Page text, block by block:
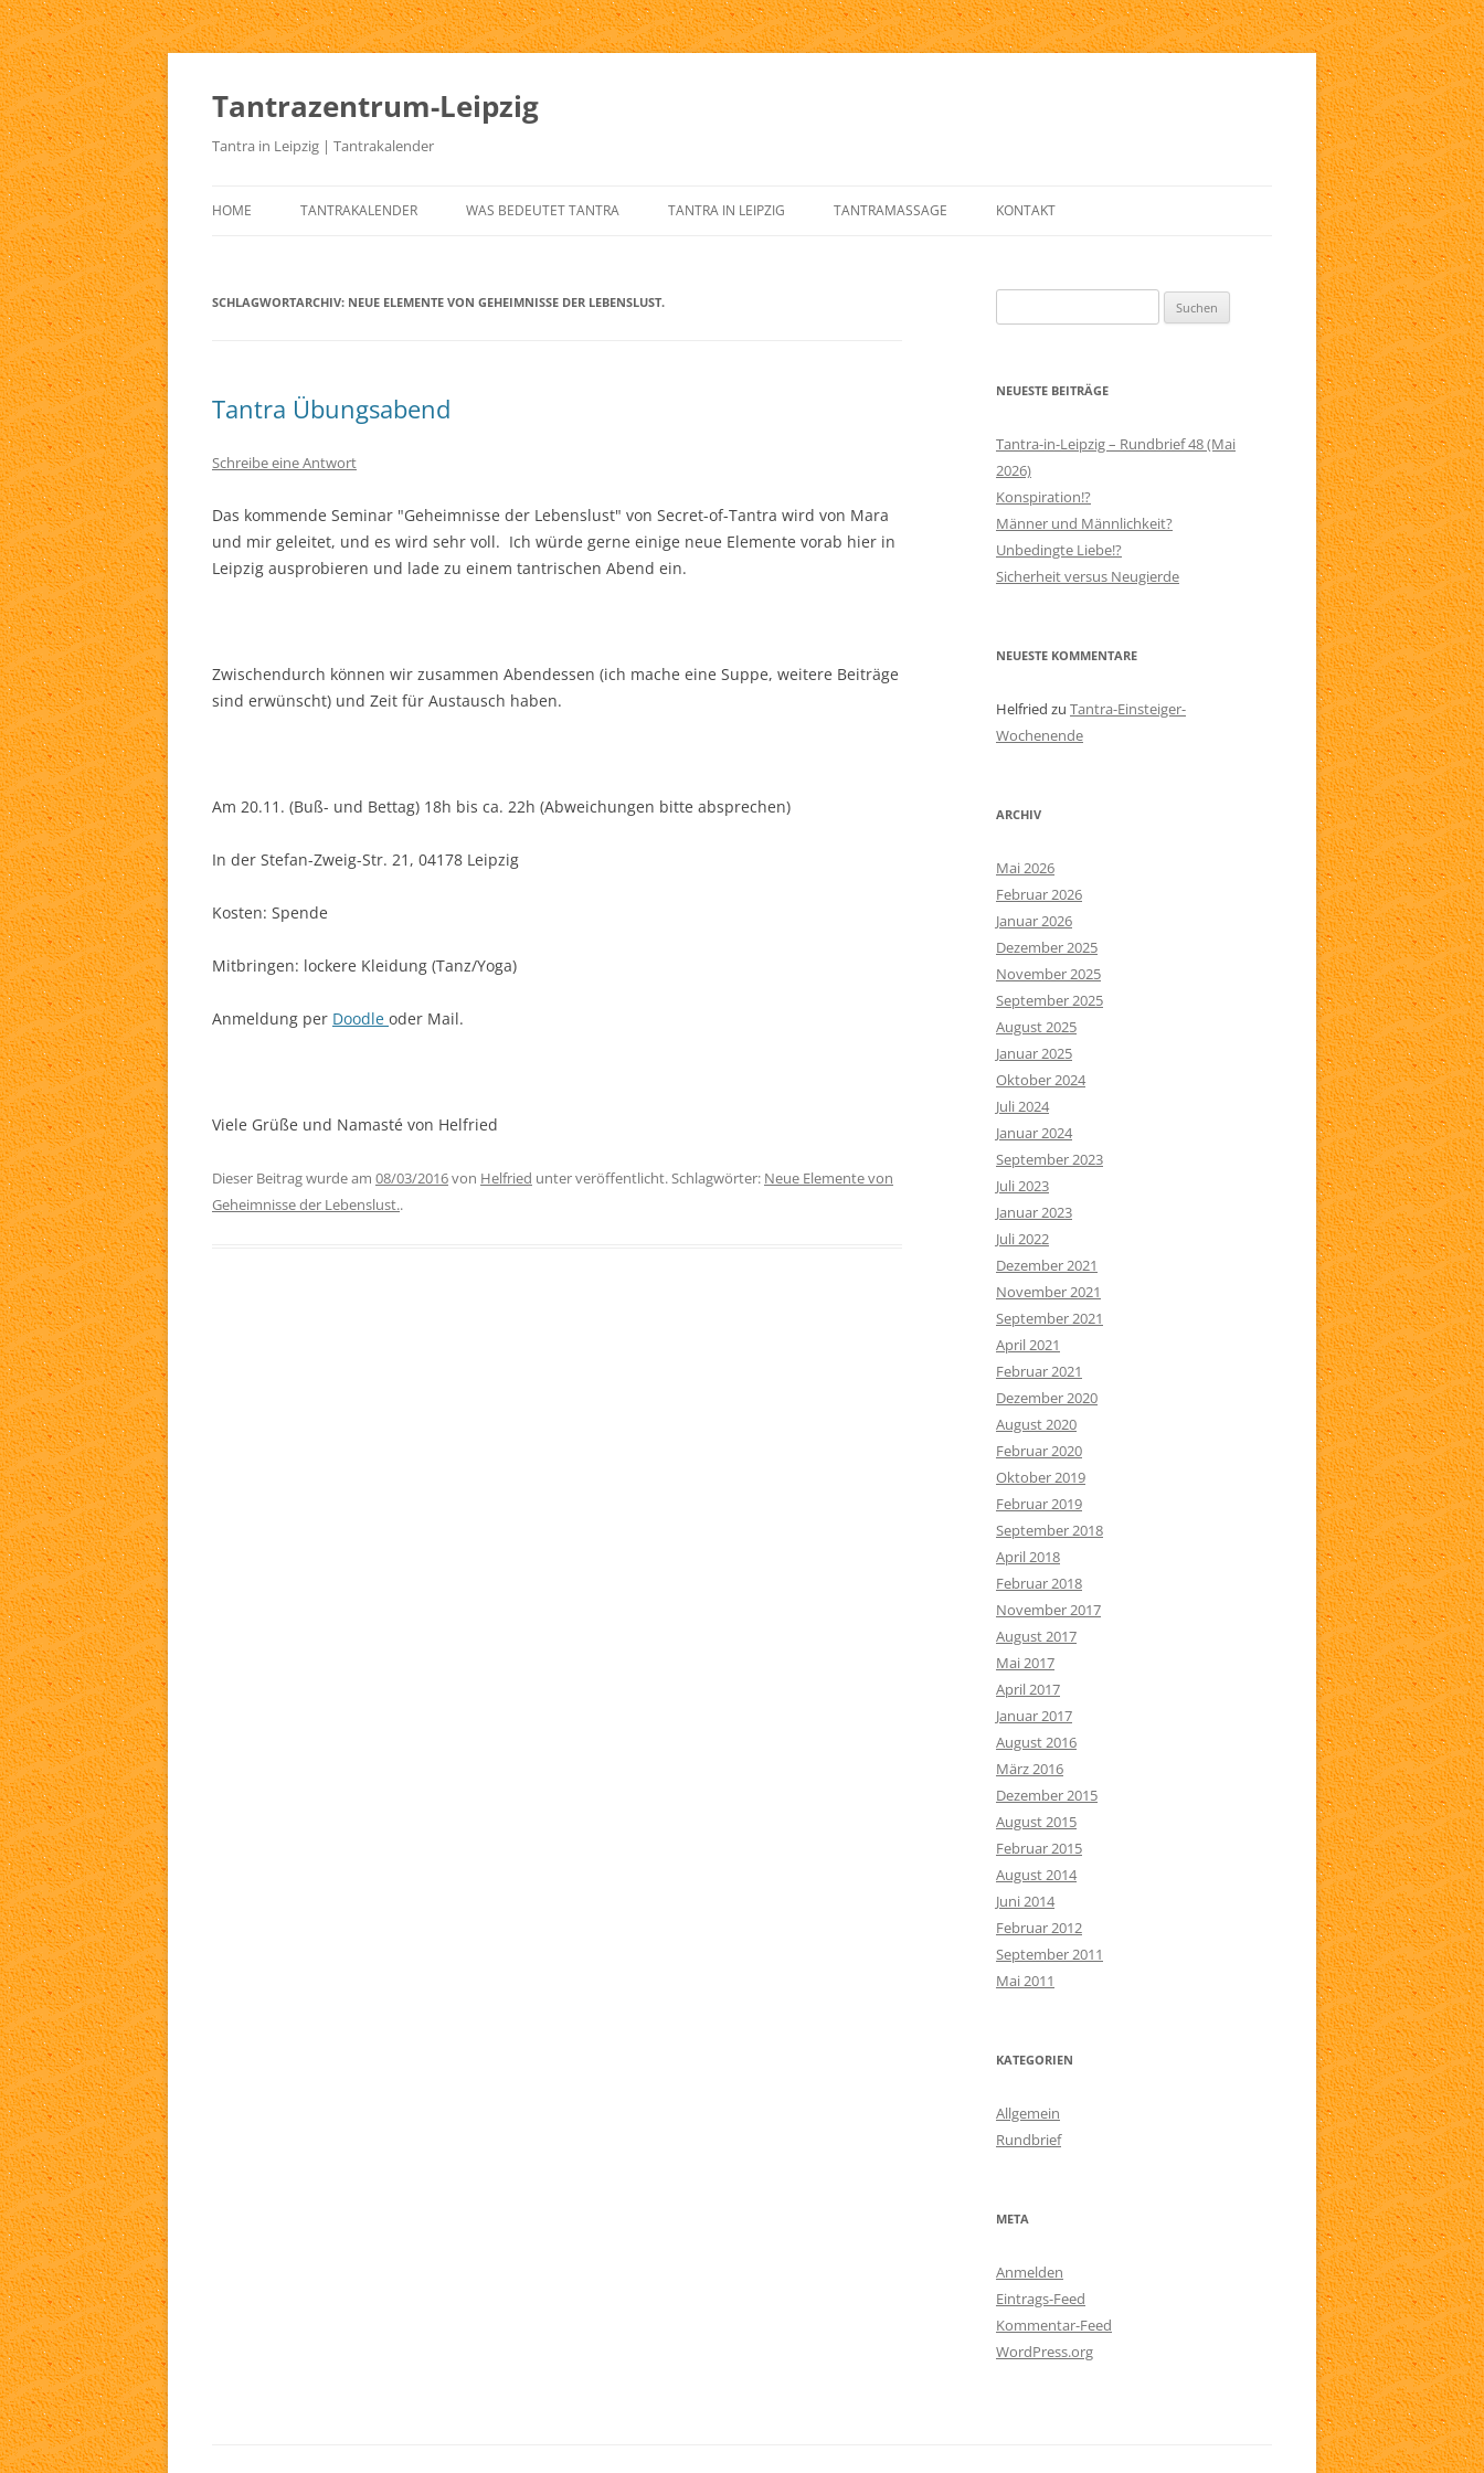
Zum
Tantrazentrum-Leipzig
Tantra in Leipzig | Tantrakalender
HOME TANTRAKALENDER WAS BEDEUTET TANTRA
TANTRA LERNEN
TANTRA IN LEIPZIG TANTRAMASSAGE
TANTRAMASSAGE VON HELFRIED
TANTRISCHE SEXUALTHERAPIE
TANTRAMASSAGE FÜR PAARE
KONTAKT
SERVICE
IMPRESSUM
AGB
SITEMAP
SCHLAGWORTARCHIV: NEUE ELEMENTE VON GEHEIMNISSE DER LEBENSLUST.
Tantra Übungsabend
Schreibe eine Antwort
Das kommende Seminar "Geheimnisse der Lebenslust" von Secret-of-Tantra wird von Mara
und mir geleitet, und es wird sehr voll. Ich würde gerne einige neue Elemente vorab hier in
Leipzig ausprobieren und lade zu einem tantrischen Abend ein.
Zwischendurch können wir zusammen Abendessen (ich mache eine Suppe, weitere Beiträge
sind erwünscht) und Zeit für Austausch haben.
Am 20.11. (Buß- und Bettag) 18h bis ca. 22h (Abweichungen bitte absprechen)
In der Stefan-Zweig-Str. 21, 04178 Leipzig
Kosten: Spende
Mitbringen: lockere Kleidung (Tanz/Yoga)
Anmeldung per Doodle oder Mail.
Viele Grüße und Namasté von Helfried
Dieser Beitrag wurde am 08/03/2016von Helfried unter veröffentlicht. Schlagwörter: Neue Elemente von
Geheimnisse der Lebenslust..
nach:
NEUESTE BEITRÄGE
Tantra-in-Leipzig – Rundbrief 48 (Mai
2026)
Konspiration!?
Männer und Männlichkeit?
Unbedingte Liebe!?
Sicherheit versus Neugierde
NEUESTE KOMMENTARE
Helfried zu Tantra-Einsteiger-
Wochenende
ARCHIV
Mai 2026
Februar 2026
Januar 2026
Dezember 2025
November 2025
September 2025
August 2025
Januar 2025
Oktober 2024
Juli 2024
Januar 2024
September 2023
Juli 2023
Januar 2023
Juli 2022
Dezember 2021
November 2021
September 2021
April 2021
Februar 2021
Dezember 2020
August 2020
Februar 2020
Oktober 2019
Februar 2019
September 2018
April 2018
Februar 2018
November 2017
August 2017
Mai 2017
April 2017
Januar 2017
August 2016
März 2016
Dezember 2015
August 2015
Februar 2015
August 2014
Juni 2014
Februar 2012
September 2011
Mai 2011
KATEGORIEN
Allgemein
Rundbrief
META
Anmelden
Eintrags-Feed
Kommentar-Feed
WordPress.org